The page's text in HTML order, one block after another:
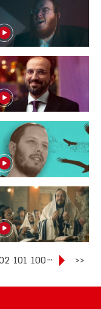
<<
...
100
101